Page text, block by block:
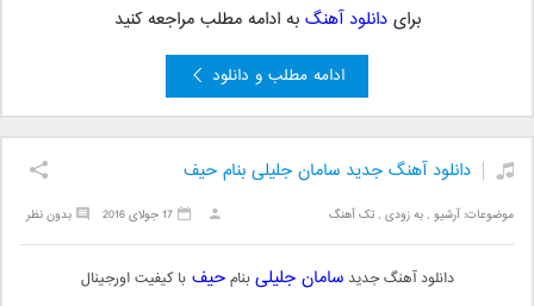
برایدانلود آهنگ به ادامه مطلب مراجعه کنید
ادامه مطلب و دانلود
دانلود آهنگ جدید سامان جلیلی بنام حیف
موضوعات:آرشیو ,به زودی ,تک آهنگ بدون نظر 17 جولای 2016
دانلود آهنگ جدیدسامان جلیلیبنامحیفبا کیفیت اورجینال